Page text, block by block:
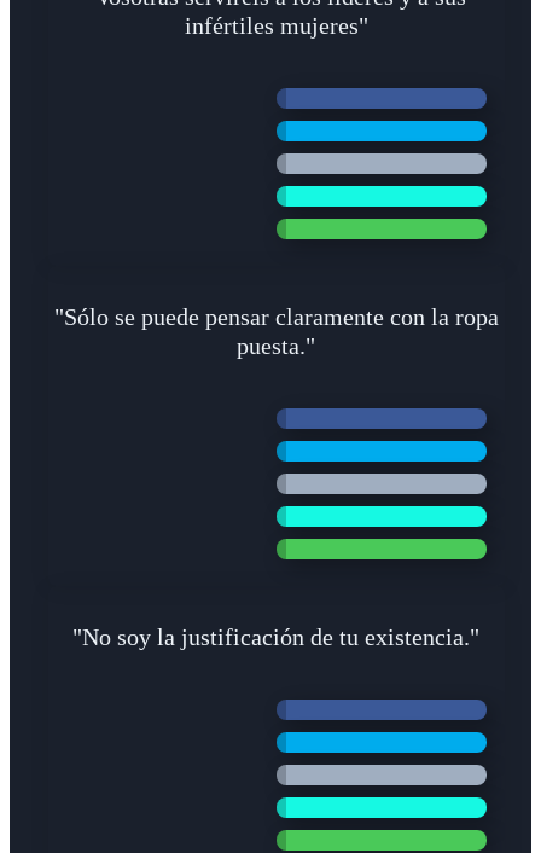
infértiles mujeres"
"Sólo se puede pensar claramente con la ropa
puesta."
"No soy la justificación de tu existencia."